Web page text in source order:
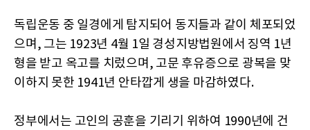
독립운동 중 일경에게 탐지되어 동지들과 같이 체포되었
으며, 그는 1923년 4월 1일 경성지방법원에서 징역 1년
형을 받고 옥고를 치렀으며, 고문 후유증으로 광복을 맞
이하지 못한 1941년 안타깝게 생을 마감하였다.
정부에서는 고인의 공훈을 기리기 위하여 1990년에 건